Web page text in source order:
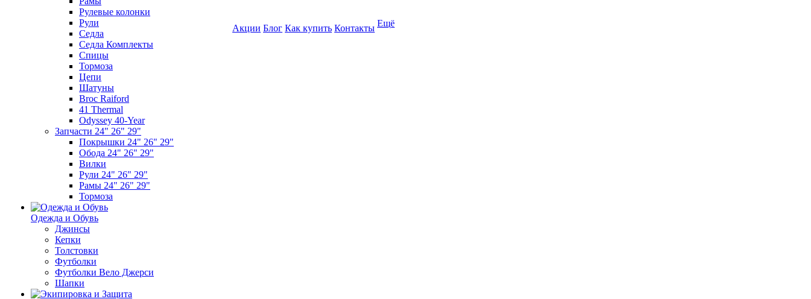
Рулевые колонки
Рули
Седла
Седла Комплекты
Спицы
Тормоза
Цепи
Шатуны
Broc Raiford
41 Thermal
Odyssey 40-Year
Запчасти 24" 26" 29"
Покрышки 24" 26" 29"
Обода 24" 26" 29"
Вилки
Рули 24" 26" 29"
Рамы 24" 26" 29"
Тормоза
Одежда и Обувь
Джинсы
Кепки
Толстовки
Футболки
Футболки Вело Джерси
Шапки
Акции Блог Как купить Контакты Ещё